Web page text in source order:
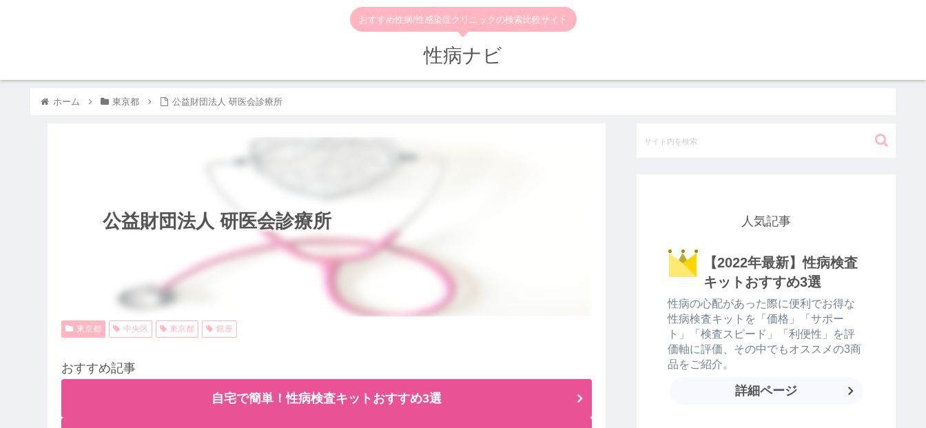
おすすめ性病/性感染症クリニックの検索比較サイト
性病ナビ
ホーム 東京都 公益財団法人 研医会診療所
公益財団法人 研医会診療所
東京都 中央区 東京都 銀座
おすすめ記事
自宅で簡単！性病検査キットおすすめ3選
人気記事
【2022年最新】性病検査
キットおすすめ3選
性病の心配があった際に便利でお得な
性病検査キットを「価格」「サポー
ト」「検査スピード」「利便性」を評
価軸に評価、その中でもオススメの3商
品をご紹介。
詳細ページ